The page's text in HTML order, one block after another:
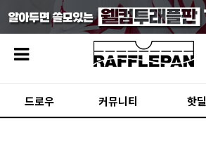
드로우 커뮤니티 핫딜